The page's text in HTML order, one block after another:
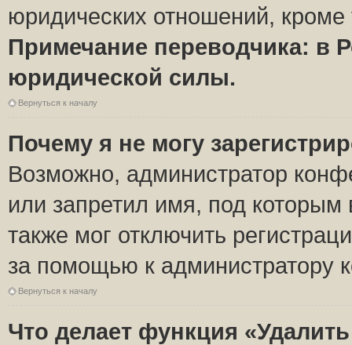
юридических отношений,
Примечание переводчика: в
юридической силы.
Вернуться к началу
Почему я не могу
Возможно, администратор
или запретил имя, под которым
также мог отключить
за помощью к администратору
Вернуться к началу
Что делает функция